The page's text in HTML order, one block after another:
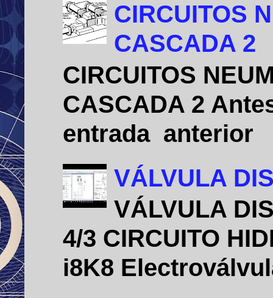
CIRCUITOS
CASCADA 2
CIRCUITOS
CASCADA 2
entrada anterior
VÁLVULA
VÁLVULA
4/3 CIRCUITO
i8K8